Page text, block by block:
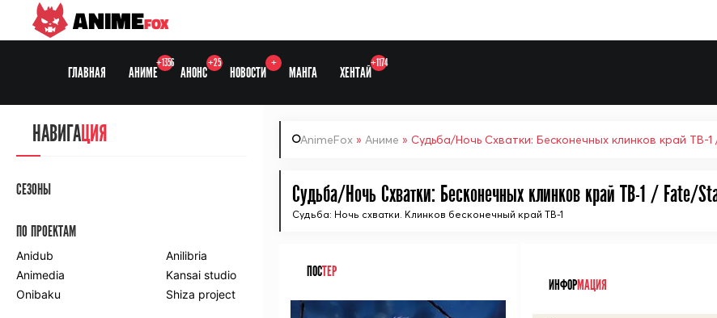
ANIMEFOX
ГЛАВНАЯ АНИМЕ
+1356
АНОНС
+25
НОВОСТИ
+
МАНГА ХЕНТАЙ
+1174
AnimeFox » Аниме
Судьба/Ночь Схватки: Бесконечных клинков край ТВ-1 / Fate/
Судьба: Ночь схватки. Клинков бесконечный край ТВ-1
ПОСТЕР
ИНФОРМАЦИЯ
НАВИГАЦИЯ
СЕЗОНЫ
ПО ПРОЕКТАМ
Anidub
Anilibria
Animedia
Kansai studio
Onibaku
Shiza project